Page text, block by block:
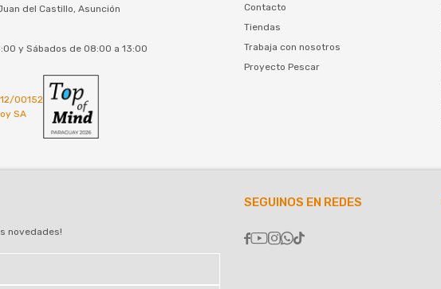
del Castillo, Asunción
y Sábados de 08:00 a 13:00
00152
SA
Contacto
Tiendas
Trabaja con nosotros
Proyecto Pescar
novedades!
SEGUINOS EN REDES
